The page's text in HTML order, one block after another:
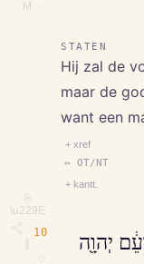
M
⎘
\u229E
STATEN
Hij zal de
maar de
want een
+ xref
↔ OT/NT
+ kantt.
10
יְהוָ֖ה